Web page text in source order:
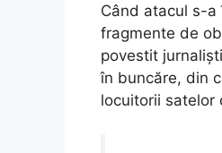
Când atacul s-
fragmente de
povestit
în buncăre, din
locuitorii satelor